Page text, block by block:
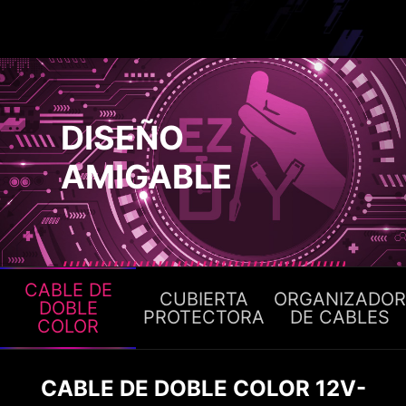
DISEÑO
AMIGABLE
CABLE DE
DOBLE
COLOR
CUBIERTA
PROTECTORA
ORGANIZADOR
DE CABLES
CABLE DE DOBLE COLOR 12V-